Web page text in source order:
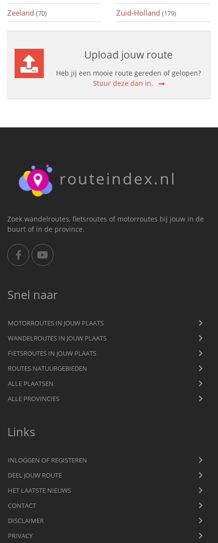
Zeeland (70) Zuid-Holland (179)
Upload jouw route
Heb jij een mooie route gereden of gelopen?
Stuur deze dan in.
routeindex.nl
Zoek wandelroutes, fietsroutes of motorroutes bij jouw in de
buurt of in de province.
Snel naar
MOTORROUTES IN JOUW PLAATS
WANDELROUTES IN JOUW PLAATS
FIETSROUTES IN JOUW PLAATS
ROUTES NATUURGEBIEDEN
ALLE PLAATSEN
ALLE PROVINCIES
Links
INLOGGEN OF REGISTEREN
DEEL JOUW ROUTE
HET LAATSTE NIEUWS
CONTACT
DISCLAIMER
PRIVACY